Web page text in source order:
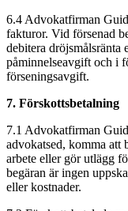
6.4 Advokatfirman
fakturor. Vid försenad
debitera dröjsmålsränta
påminnelseavgift och i
förseningsavgift.
7. Förskottsbetalning
7.1 Advokatfirman
advokatsed, komma att
arbete eller gör utlägg
begäran är ingen
eller kostnader.